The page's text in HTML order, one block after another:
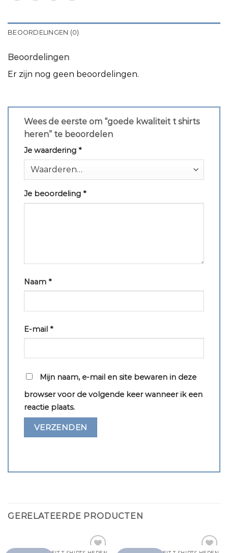
BEOORDELINGEN (0)
Beoordelingen
Er zijn nog geen beoordelingen.
Wees de eerste om “goede kwaliteit t shirts
heren” te beoordelen
Je waardering *
Je beoordeling *
Naam *
E-mail *
Mijn naam, e-mail en site bewaren in deze
browser voor de volgende keer wanneer ik een
reactie plaats.
GERELATEERDE PRODUCTEN